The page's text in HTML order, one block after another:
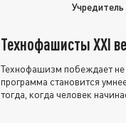
Технофашисты XXI
Технофашизм побеждает не
программа становится
тогда, когда человек